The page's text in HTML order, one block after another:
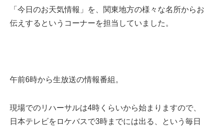
「今日のお天気情報」を、関東地方の様々な名所からお
伝えするというコーナーを担当していました。
午前6時から生放送の情報番組。
現場でのリハーサルは4時くらいから始まりますので、
日本テレビをロケバスで3時までには出る、という毎日